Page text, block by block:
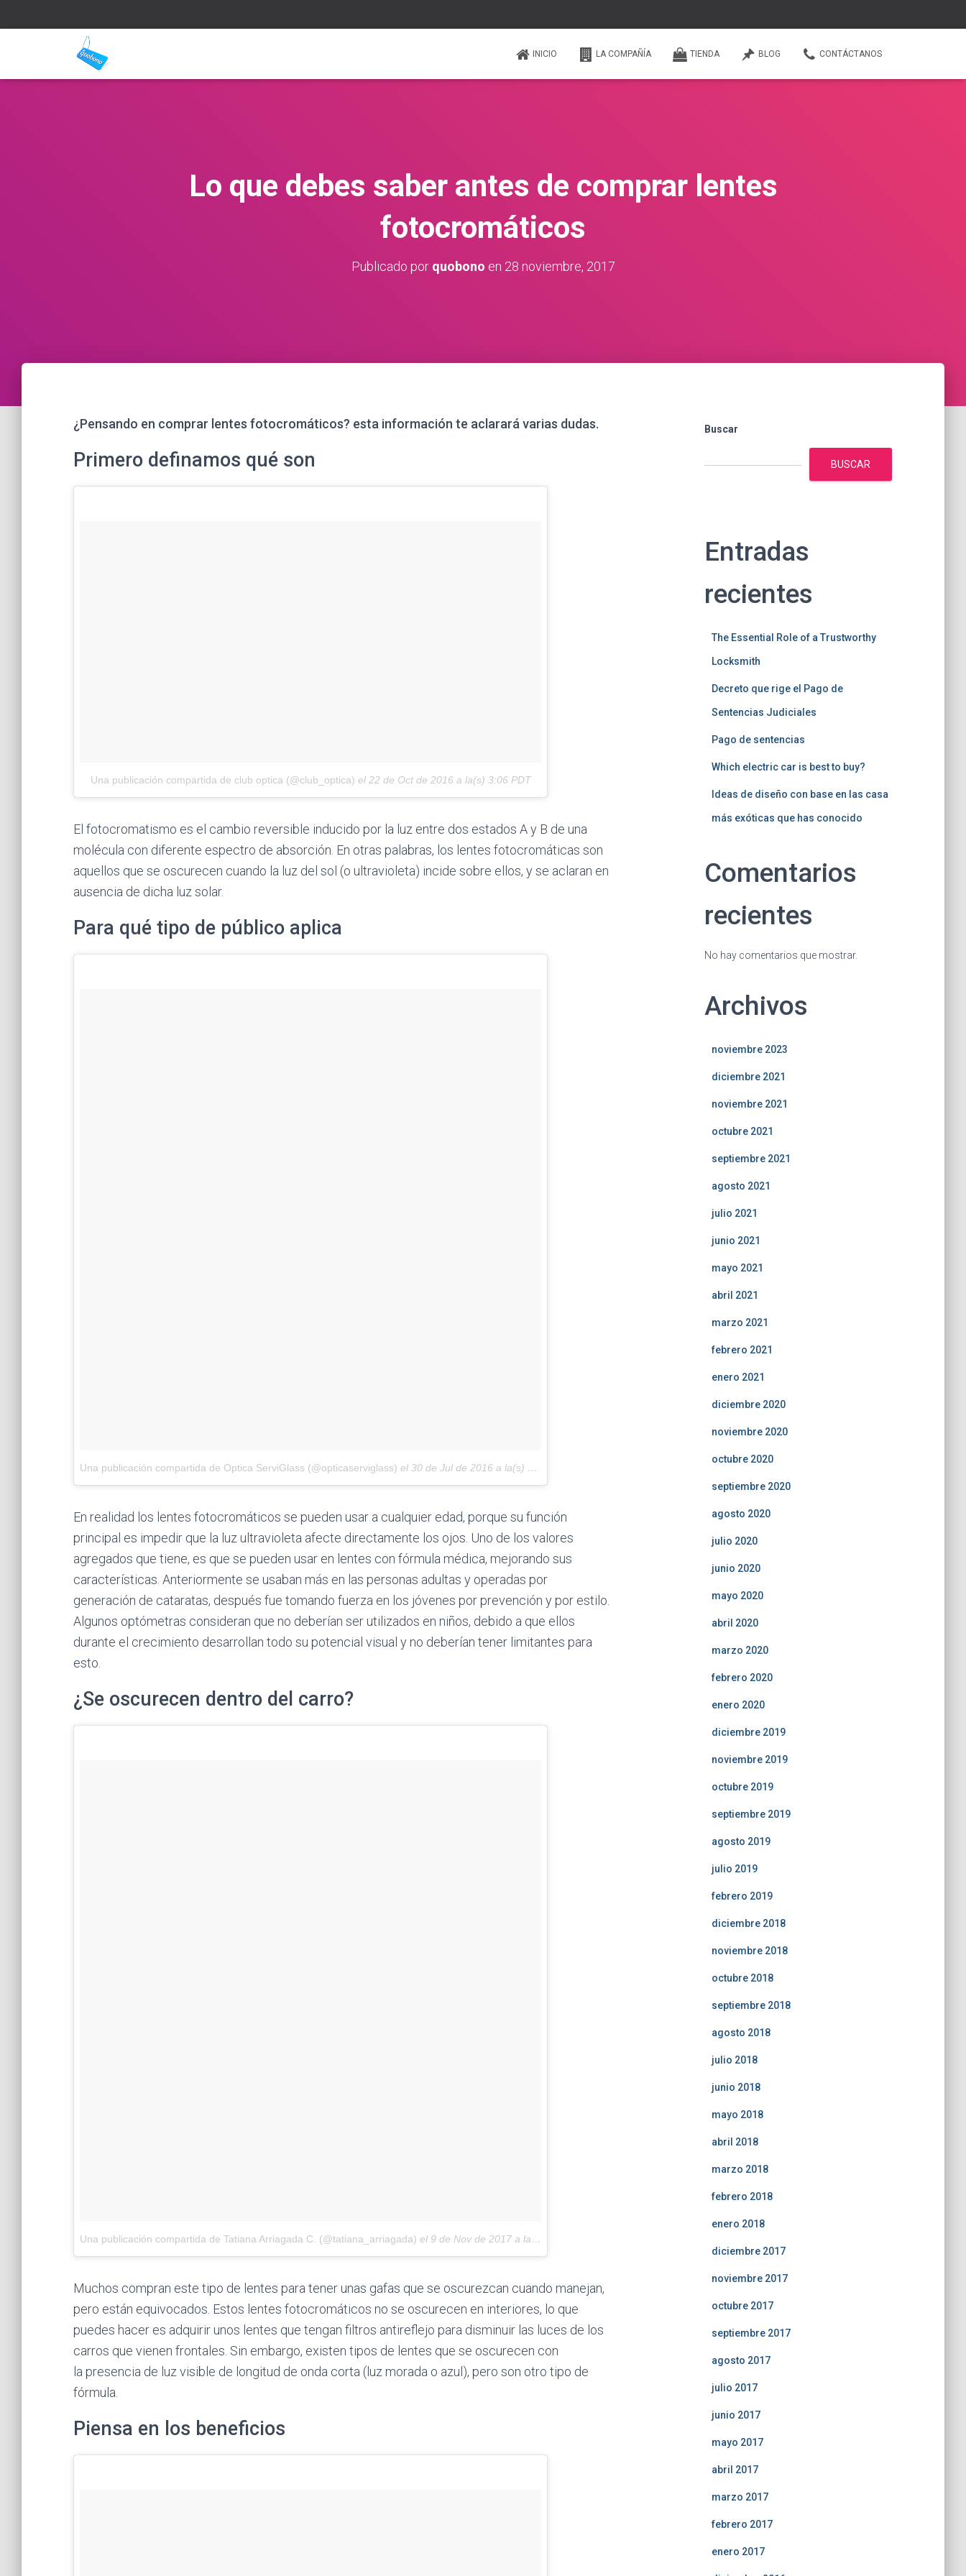
INICIO LA COMPAÑÍA TIENDA BLOG CONTÁCTANOS
Lo que debes saber antes de comprar lentes
fotocromáticos
Publicado por quobono en 28 noviembre, 2017
¿Pensando en comprar lentes fotocromáticos? esta información te aclarará varias dudas.
Primero definamos qué son
Una publicación compartida de club optica (@club_optica) el 22 de Oct de 2016 a la(s) 3:06 PDT
El fotocromatismo es el cambio reversible inducido por la luz entre dos estados A y B de una
molécula con diferente espectro de absorción. En otras palabras, los lentes fotocromáticas son
aquellos que se oscurecen cuando la luz del sol (o ultravioleta) incide sobre ellos, y se aclaran en
ausencia de dicha luz solar.
Para qué tipo de público aplica
Una publicación compartida de Optica ServiGlass (@opticaserviglass) el 30 de Jul de 2016 a la(s) 10:08 PDT
En realidad los lentes fotocromáticos se pueden usar a cualquier edad, porque su función
principal es impedir que la luz ultravioleta afecte directamente los ojos. Uno de los valores
agregados que tiene, es que se pueden usar en lentes con fórmula médica, mejorando sus
características. Anteriormente se usaban más en las personas adultas y operadas por
generación de cataratas, después fue tomando fuerza en los jóvenes por prevención y por estilo.
Algunos optómetras consideran que no deberían ser utilizados en niños, debido a que ellos
durante el crecimiento desarrollan todo su potencial visual y no deberían tener limitantes para
esto.
¿Se oscurecen dentro del carro?
Una publicación compartida de Tatiana Arriagada C. (@tatiana_arriagada) el 9 de Nov de 2017 a la(s) 2:06 PST
Muchos compran este tipo de lentes para tener unas gafas que se oscurezcan cuando manejan,
pero están equivocados. Estos lentes fotocromáticos no se oscurecen en interiores, lo que
puedes hacer es adquirir unos lentes que tengan filtros antireflejo para disminuir las luces de los
carros que vienen frontales. Sin embargo, existen tipos de lentes que se oscurecen con
la presencia de luz visible de longitud de onda corta (luz morada o azul), pero son otro tipo de
fórmula.
Piensa en los beneficios
Buscar
BUSCAR
Entradas
recientes
The Essential Role of a Trustworthy
Locksmith
Decreto que rige el Pago de
Sentencias Judiciales
Pago de sentencias
Which electric car is best to buy?
Ideas de diseño con base en las casa
más exóticas que has conocido
Comentarios
recientes
No hay comentarios que mostrar.
Archivos
noviembre 2023
diciembre 2021
noviembre 2021
octubre 2021
septiembre 2021
agosto 2021
julio 2021
junio 2021
mayo 2021
abril 2021
marzo 2021
febrero 2021
enero 2021
diciembre 2020
noviembre 2020
octubre 2020
septiembre 2020
agosto 2020
julio 2020
junio 2020
mayo 2020
abril 2020
marzo 2020
febrero 2020
enero 2020
diciembre 2019
noviembre 2019
octubre 2019
septiembre 2019
agosto 2019
julio 2019
febrero 2019
diciembre 2018
noviembre 2018
octubre 2018
septiembre 2018
agosto 2018
julio 2018
junio 2018
mayo 2018
abril 2018
marzo 2018
febrero 2018
enero 2018
diciembre 2017
noviembre 2017
octubre 2017
septiembre 2017
agosto 2017
julio 2017
junio 2017
mayo 2017
abril 2017
marzo 2017
febrero 2017
enero 2017